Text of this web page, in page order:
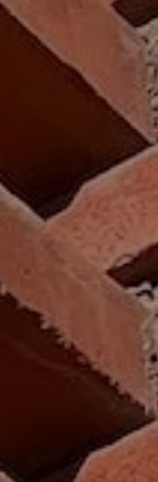
EL SPA